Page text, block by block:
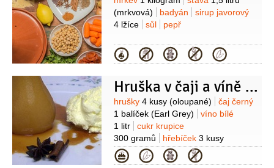
(mrkvová)
badyán
sirup javorový
4 lžíce
sůl pepř
Kategorie
Hruška v čaji a víně se zmrzlinou
Suroviny
hrušky 4 kusy (oloupané)
čaj černý
1 balíček (Earl Grey)
víno bílé
1 litr
cukr krupice
300 gramů
hřebíček 3 kusy
(celý)
badyán3 kusy (celý)
1 kus (malý, celý kousek)
zmrzlina
Kategorie